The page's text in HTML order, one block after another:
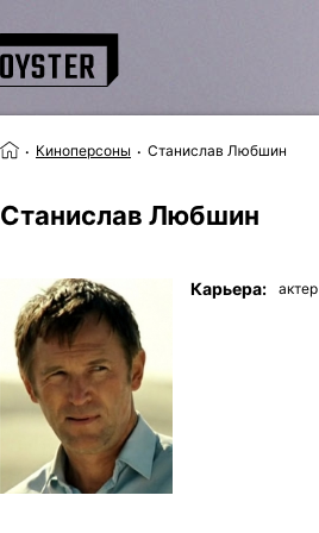
Киноперсоны Станислав Любшин
Станислав Любшин
Карьера: актер